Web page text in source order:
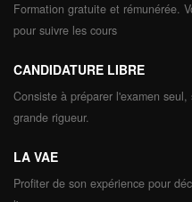
Formation gratuite et rémunérée.
pour suivre les cours
CANDIDATURE LIBRE
Consiste à préparer l'examen
grande rigueur.
LA VAE
Profiter de son expérience pour